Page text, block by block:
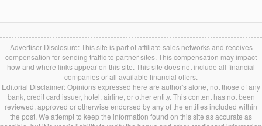
Advertiser Disclosure: This site is part of affiliate sales networks and receives
compensation for sending traffic to partner sites. This compensation may impact
how and where links appear on this site. This site does not include all financial
companies or all available financial offers.
Editorial Disclaimer: Opinions expressed here are author's alone, not those of any
bank, credit card issuer, hotel, airline, or other entity. This content has not been
reviewed, approved or otherwise endorsed by any of the entities included within
the post. We attempt to keep the information found on this site as accurate as